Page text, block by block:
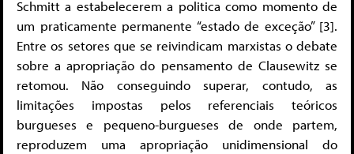
Schmitt a estabelecerem a politica como momento de
um praticamente permanente “estado de exceção” [3].
Entre os setores que se reivindicam marxistas o debate
sobre a apropriação do pensamento de Clausewitz se
retomou. Não conseguindo superar, contudo, as
limitações impostas pelos referenciais teóricos
burgueses e pequeno-burgueses de onde partem,
reproduzem uma apropriação unidimensional do